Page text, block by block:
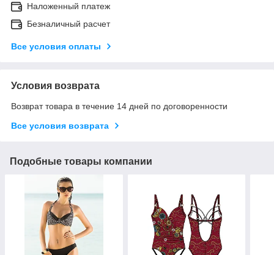
Наложенный платеж
Безналичный расчет
Все условия оплаты
Условия возврата
Возврат товара в течение 14 дней по договоренности
Все условия возврата
Подобные товары компании